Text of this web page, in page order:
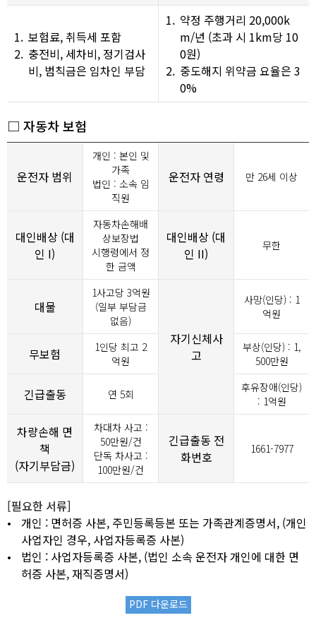
1. 보험료, 취득세 포함
2. 충전비, 세차비, 정기검사
비, 범칙금은 임차인 부담
1. 약정 주행거리 20,000k
m/년 (초과 시 1km당 10
0원)
2. 중도해지 위약금 요율은 3
0%
□ 자동차 보험
운전자 범위
개인 : 본인 및
가족
법인 : 소속 임
직원
운전자 연령 만 26세 이상
대인배상 (대
인 I)
자동차손해배
상보장법
시행령에서 정
한 금액
대인배상 (대
인 II)
무한
대물
1사고당 3억원
(일부 부담금
없음)
자기신체사
고
사망(인당) : 1
억원
무보험
1인당 최고 2
억원
부상(인당) : 1,
500만원
긴급출동 연 5회
후유장애(인당)
: 1억원
차량손해 면
책
(자기부담금)
차대차 사고 :
50만원/건
단독 차사고 :
100만원/건
긴급출동 전
화번호
1661-7977
[필요한 서류]
•
개인 : 면허증 사본, 주민등록등본 또는 가족관계증명서, (개인
사업자인 경우, 사업자등록증 사본)
•
법인 : 사업자등록증 사본, (법인 소속 운전자 개인에 대한 면
허증 사본, 재직증명서)
PDF 다운로드